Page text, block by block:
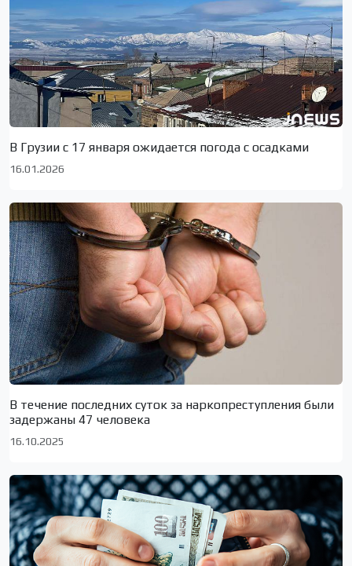
В Грузии с 17 января ожидается погода с осадками
16.01.2026
В течение последних суток за наркопреступления были
задержаны 47 человека
16.10.2025